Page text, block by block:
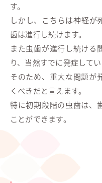
す。
しかし、こちらは神経が
歯は進行し続けます。
また虫歯が進行し続ける
り、当然すでに発症して
そのため、重大な問題が
くべきだと言えます。
特に初期段階の虫歯は、
ことができます。